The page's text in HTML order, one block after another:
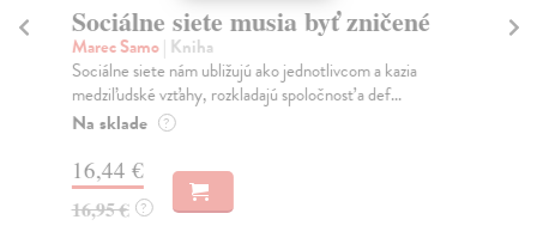
Sociálne siete musia byť zničené
Marec Samo| Kniha
Sociálne siete nám ubližujú ako jednotlivcom a kazia
medziľudské vzťahy, rozkladajú spoločnosť a def...
Na sklade ?
16,44 €
16,95 € ?